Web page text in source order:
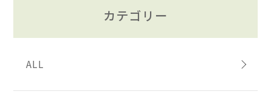
カテゴリー
ALL